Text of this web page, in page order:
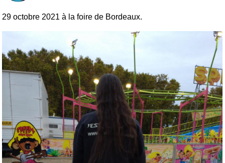
29 octobre 2021 à la foire de Bordeaux.